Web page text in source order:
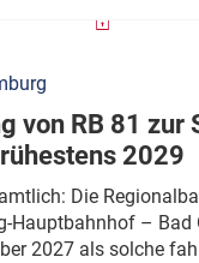
von RB 81 zur
2029
Die
Hauptbahnhof – Bad
2027 als solche